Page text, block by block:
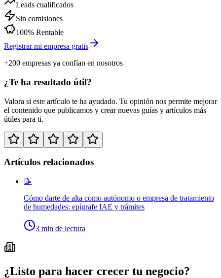
Leads cualificados
Sin comisiones
100% Rentable
Registrar mi empresa gratis
+200 empresas ya confían en nosotros
¿Te ha resultado útil?
Valora si este artículo te ha ayudado. Tu opinión nos permite mejorar
el contenido que publicamos y crear nuevas guías y artículos más
útiles para ti.
Artículos relacionados
📝
Cómo darte de alta como autónomo o empresa de tratamiento
de humedades: epígrafe IAE y trámites
3 min de lectura
¿Listo para hacer crecer tu negocio?